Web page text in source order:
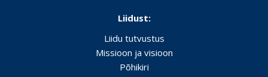
Liidust:
Liidu tutvustus
Missioon ja visioon
Põhikiri